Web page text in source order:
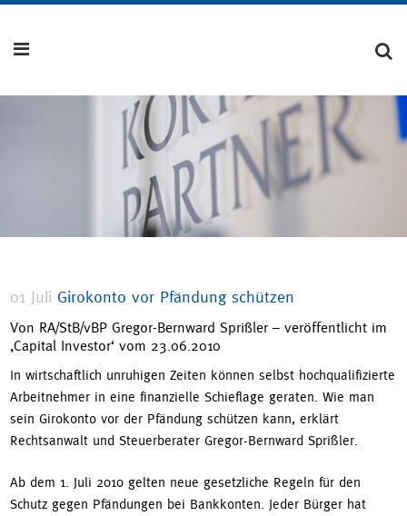
01 Juli Girokonto vor Pfändung schützen
Von RA/StB/vBP Gregor-Bernward Sprißler – veröffentlicht im
‚Capital Investor‘ vom 23.06.2010
In wirtschaftlich unruhigen Zeiten können selbst hochqualifizierte
Arbeitnehmer in eine finanzielle Schieflage geraten. Wie man
sein Girokonto vor der Pfändung schützen kann, erklärt
Rechtsanwalt und Steuerberater Gregor-Bernward Sprißler.
Ab dem 1. Juli 2010 gelten neue gesetzliche Regeln für den
Schutz gegen Pfändungen bei Bankkonten. Jeder Bürger hat